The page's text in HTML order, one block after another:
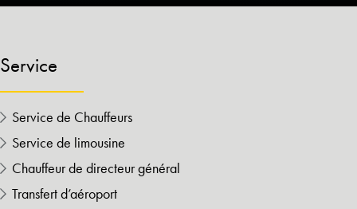
Service
Service de Chauffeurs
Service de limousine
Chauffeur de directeur général
Transfert d’aéroport